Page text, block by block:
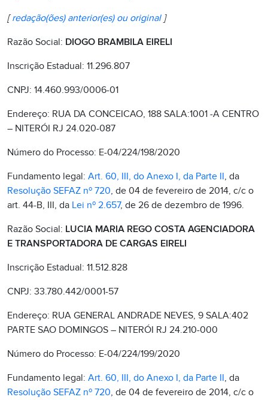
[redação(ões) anterior(es) ou original ]
Razão Social: DIOGO BRAMBILA EIRELI
Inscrição Estadual: 11.296.807
CNPJ: 14.460.993/0006-01
Endereço: RUA DA CONCEICAO, 188 SALA:1001 -A CENTRO
– NITERÓI RJ 24.020-087
Número do Processo: E-04/224/198/2020
Fundamento legal: Art. 60, III, do Anexo I, da Parte II, da
Resolução SEFAZ nº 720, de 04 de fevereiro de 2014, c/c o
art. 44-B, III, da Lei nº 2.657, de 26 de dezembro de 1996.
Razão Social: LUCIA MARIA REGO COSTA AGENCIADORA
E TRANSPORTADORA DE CARGAS EIRELI
Inscrição Estadual: 11.512.828
CNPJ: 33.780.442/0001-57
Endereço: RUA GENERAL ANDRADE NEVES, 9 SALA:402
PARTE SAO DOMINGOS – NITERÓI RJ 24.210-000
Número do Processo: E-04/224/199/2020
Fundamento legal: Art. 60, III, do Anexo I, da Parte II, da
Resolução SEFAZ nº 720, de 04 de fevereiro de 2014, c/c o